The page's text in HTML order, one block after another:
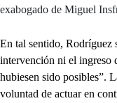
exabogado de Miguel
En tal sentido, Rodríguez
intervención ni el ingreso
hubiesen sido posibles”.
voluntad de actuar en